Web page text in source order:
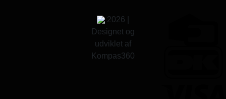
2026 |
Designet og
udviklet af
Kompas360